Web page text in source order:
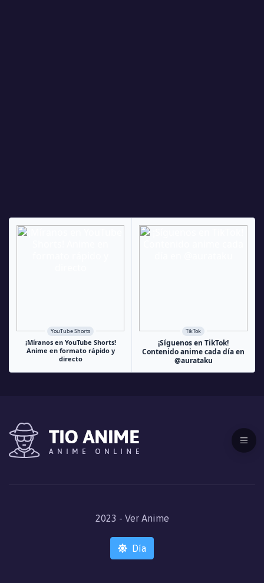
YouTube Shorts
¡Míranos en YouTube Shorts!
Anime en formato rápido y
directo
TikTok
¡Síguenos en TikTok!
Contenido anime cada día en
@aurataku
2023 - Ver Anime
Día